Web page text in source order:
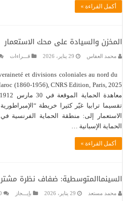
أكمل القراءة »
المخزن والسيادة على محك الاستعمار
محمد العفاس 29 يناير، 2026 قـــراءات
et divisions coloniales au nord du
تقسيما ترابيا غيّر كثيرا خريطة
الاستعمار إلى: منطقة الحماية الفرنسية
الحماية الإسبانية …
أكمل القراءة »
السينماالمتوسطية: ضفاف نظرة
محمد مستعد 29 يناير، 2026 بإيـــجاز